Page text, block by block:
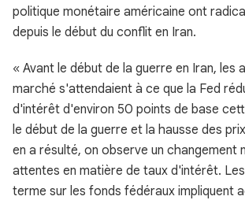
politique monétaire américaine ont
depuis le début du conflit en Iran.
« Avant le début de la guerre en Iran, les
marché s'attendaient à ce que la Fed
d'intérêt d'environ 50 points de base
le début de la guerre et la hausse des
en a résulté, on observe un changement
attentes en matière de taux d'intérêt.
terme sur les fonds fédéraux impliquent